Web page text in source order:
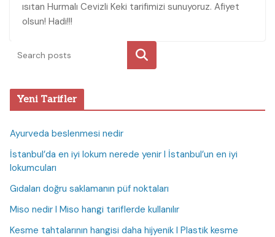
ısıtan Hurmalı Cevizli Keki tarifimizi sunuyoruz. Afiyet
olsun! Hadi!!!
Ara
Yeni Tarifler
Ayurveda beslenmesi nedir
İstanbul’da en iyi lokum nerede yenir I İstanbul’un en iyi
lokumcuları
Gıdaları doğru saklamanın püf noktaları
Miso nedir I Miso hangi tariflerde kullanılır
Kesme tahtalarının hangisi daha hijyenik I Plastik kesme